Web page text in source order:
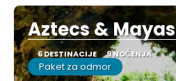
Aztecs & Mayas
6 DESTINACIJE 9 NOĆENJA
Paket za odmor